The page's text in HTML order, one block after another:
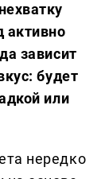
активно
зависит
будет
или
нередко